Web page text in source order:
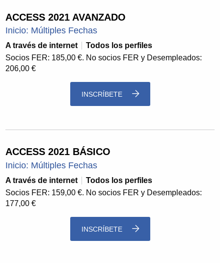
ACCESS 2021 AVANZADO
Inicio: Múltiples Fechas
A través de internet
Todos los perfiles
Socios FER: 185,00 €. No socios FER y Desempleados:
206,00 €
INSCRÍBETE
ACCESS 2021 BÁSICO
Inicio: Múltiples Fechas
A través de internet
Todos los perfiles
Socios FER: 159,00 €. No socios FER y Desempleados:
177,00 €
INSCRÍBETE